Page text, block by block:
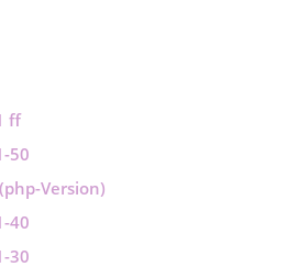
ff
50
Version)
40
30